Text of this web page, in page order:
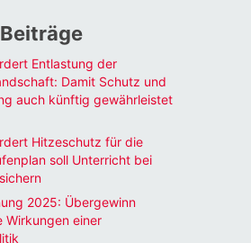
Entlastung der
Damit Schutz und
auch künftig gewährleistet
Hitzeschutz für die
soll Unterricht bei
2025: Übergewinn
einer